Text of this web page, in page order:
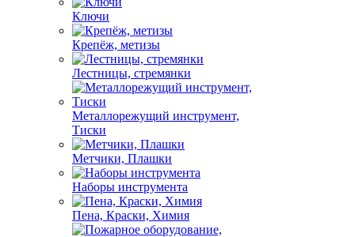
Ключи
Крепёж, метизы
Лестницы, стремянки
Металлорежущий инструмент,
Тиски
Метчики, Плашки
Наборы инструмента
Пена, Краски, Химия